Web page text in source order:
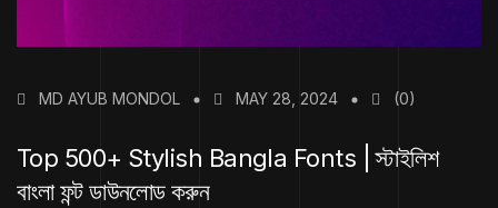
MD AYUB MONDOL MAY 28, 2024 (0)
Top 500+ Stylish Bangla Fonts | স্টাইলিশ
বাংলা ফন্ট ডাউনলোড করুন